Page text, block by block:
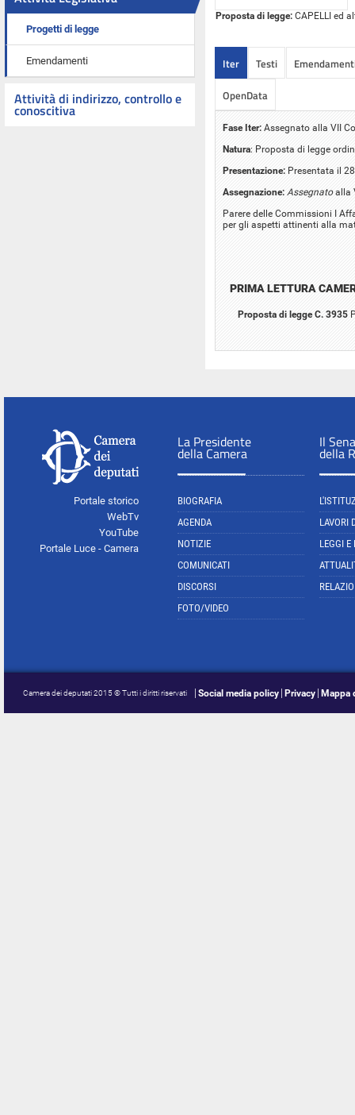
Progetti di legge
Emendamenti
Attività di indirizzo, controllo e
conoscitiva
Proposta di legge: CAPELLI ed
Iter Testi
OpenData
Fase Iter: Assegnato alla VII
Natura: Proposta di legge
Presentazione: Presentata il
Assegnazione: Assegnatoalla
Parere delle Commissioni I
per gli aspetti attinenti alla
PRIMA LETTURA
Proposta di legge C. 3935
Portale storico
WebTv
YouTube
Portale Luce - Camera
La Presidente
della Camera
BIOGRAFIA
AGENDA
NOTIZIE
COMUNICATI
DISCORSI
FOTO/VIDEO
Il
della
LAVORI
LEGGI E
Camera dei deputati 2015 © Tutti i diritti riservati Social media policy Privacy Mappa